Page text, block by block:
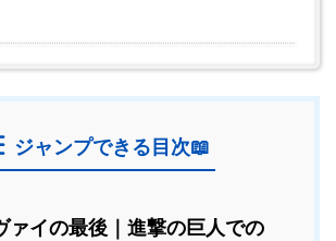
ジャンプできる目次📖
ァイの最後｜進撃の巨人での